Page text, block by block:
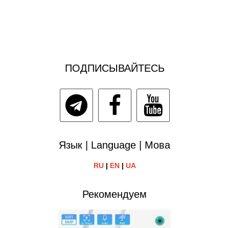
ПОДПИСЫВАЙТЕСЬ
Язык | Language | Мова
RU| EN| UA
Рекомендуем